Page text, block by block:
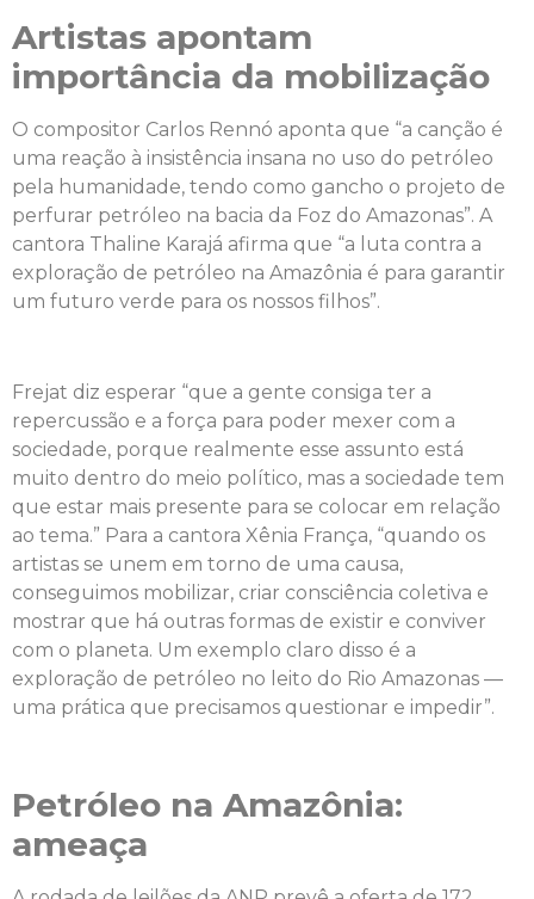
Artistas apontam
importância da mobilização
O compositor Carlos Rennó aponta que “a canção é
uma reação à insistência insana no uso do petróleo
pela humanidade, tendo como gancho o projeto de
perfurar petróleo na bacia da Foz do Amazonas”. A
cantora Thaline Karajá afirma que “a luta contra a
exploração de petróleo na Amazônia é para garantir
um futuro verde para os nossos filhos”.
Frejat diz esperar “que a gente consiga ter a
repercussão e a força para poder mexer com a
sociedade, porque realmente esse assunto está
muito dentro do meio político, mas a sociedade tem
que estar mais presente para se colocar em relação
ao tema.” Para a cantora Xênia França, “quando os
artistas se unem em torno de uma causa,
conseguimos mobilizar, criar consciência coletiva e
mostrar que há outras formas de existir e conviver
com o planeta. Um exemplo claro disso é a
exploração de petróleo no leito do Rio Amazonas —
uma prática que precisamos questionar e impedir”.
Petróleo na Amazônia:
ameaça